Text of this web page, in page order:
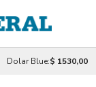
Dolar Blue:$ 1530,00